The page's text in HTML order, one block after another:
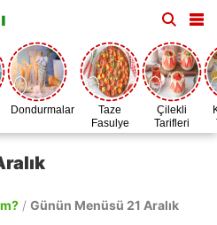
Dondurmalar
Taze
Fasulye
Zamanı
Çilekli
Tarifleri
/ Günün Menüsü 21 Aralık